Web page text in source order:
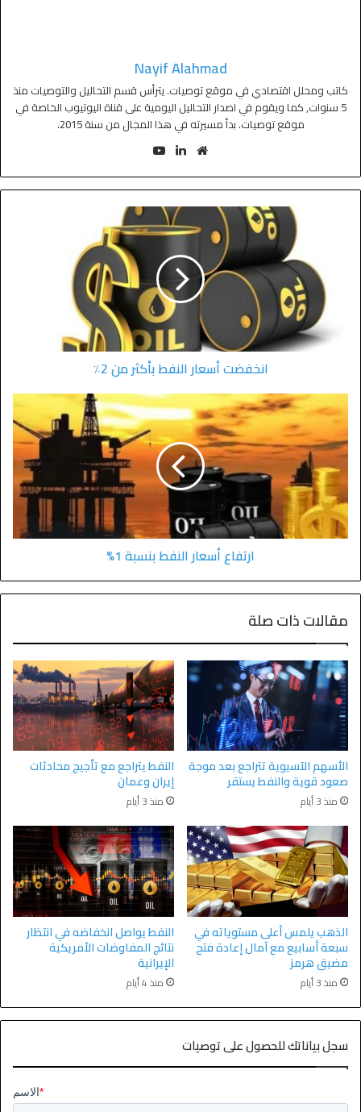
Nayif Alahmad
كاتب ومحلل اقتصادي في موقع توصيات. يترأس قسم التحاليل والتوصيات منذ
5 سنوات, كما ويقوم في اصدار التحاليل اليومية على قناة اليوتيوب الخاصة في
موقع توصيات. بدأ مسيرته في هذا المجال من سنة 2015.
انخفضت أسعار النفط بأكثر من 2٪
ارتفاع أسعار النفط بنسبة 1%
مقالات ذات صلة
الأسهم الآسيوية تتراجع بعد موجة
صعود قوية والنفط يستقر
منذ 3 أيام
النفط يتراجع مع تأجيج محادثات
إيران وعمان
منذ 3 أيام
الذهب يلمس أعلى مستوياته في
سبعة أسابيع مع آمال إعادة فتح
مضيق هرمز
منذ 3 أيام
النفط يواصل انخفاضه في انتظار
نتائج المفاوضات الأمريكية
الإيرانية
منذ 4 أيام
سجل بياناتك للحصول على توصيات